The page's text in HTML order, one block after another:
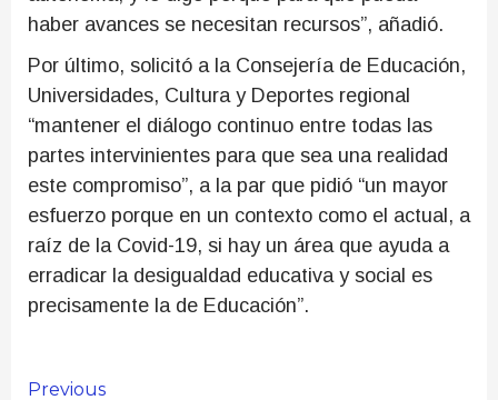
haber avances se necesitan recursos”, añadió.
Por último, solicitó a la Consejería de Educación,
Universidades, Cultura y Deportes regional
“mantener el diálogo continuo entre todas las
partes intervinientes para que sea una realidad
este compromiso”, a la par que pidió “un mayor
esfuerzo porque en un contexto como el actual, a
raíz de la Covid-19, si hay un área que ayuda a
erradicar la desigualdad educativa y social es
precisamente la de Educación”.
Previous